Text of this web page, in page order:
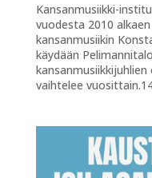
Kansanmusiikki-
vuodesta 2010
kansanmusiikin
käydään
vaihtelee